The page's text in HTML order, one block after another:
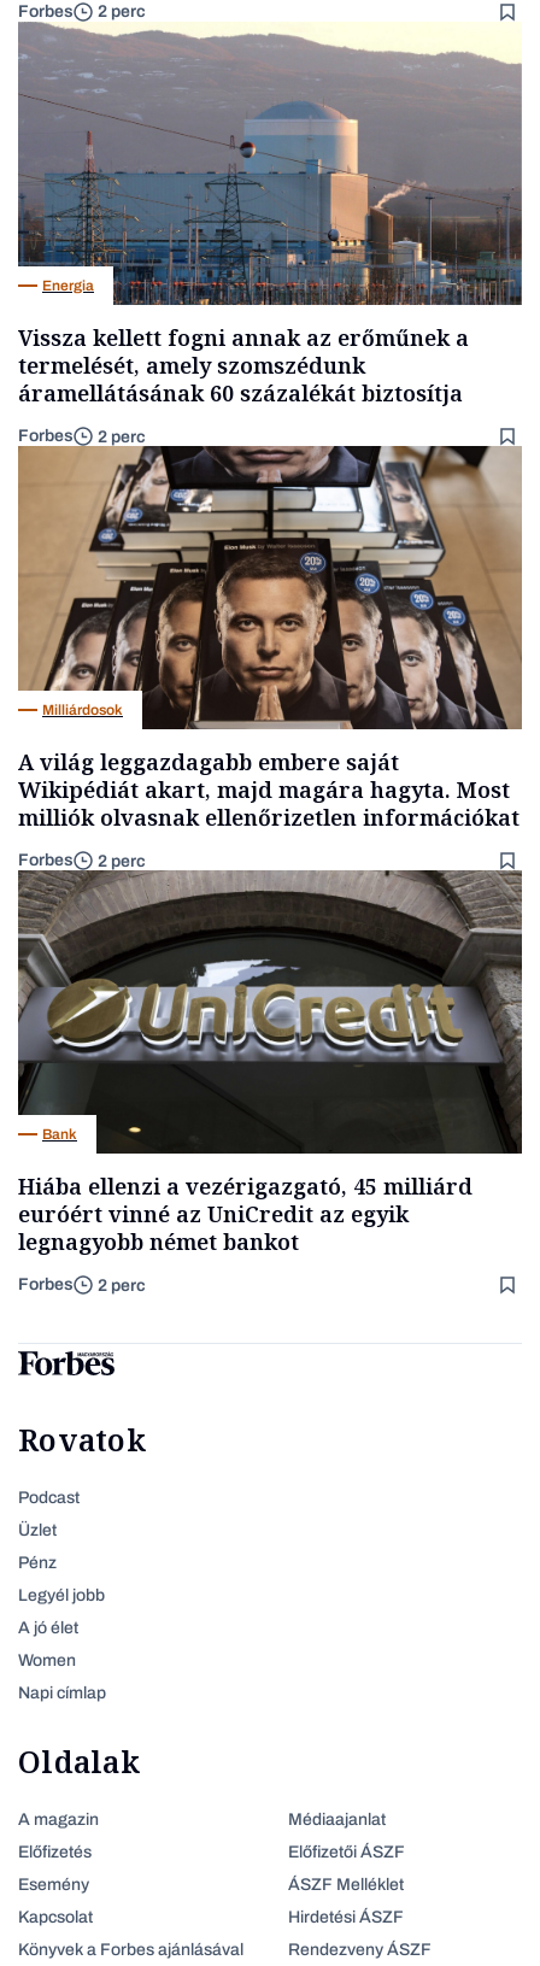
Forbes 2 perc
Energia
Vissza kellett fogni annak az erőműnek a
termelését, amely szomszédunk
áramellátásának 60 százalékát biztosítja
Forbes 2 perc
Milliárdosok
A világ leggazdagabb embere saját
Wikipédiát akart, majd magára hagyta. Most
milliók olvasnak ellenőrizetlen információkat
Forbes 2 perc
Bank
Hiába ellenzi a vezérigazgató, 45 milliárd
euróért vinné az UniCredit az egyik
legnagyobb német bankot
Forbes 2 perc
Rovatok
Podcast
Üzlet
Pénz
Legyél jobb
A jó élet
Women
Napi címlap
Oldalak
A magazin
Előfizetés
Esemény
Kapcsolat
Könyvek a Forbes ajánlásával
Médiaajanlat
Előfizetői ÁSZF
ÁSZF Melléklet
Hirdetési ÁSZF
Rendezveny ÁSZF